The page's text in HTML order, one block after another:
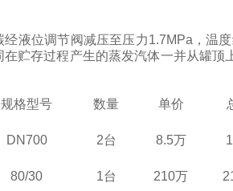
液位调节阀减压至压力1.7MPa ，温
贮存过程产生的蒸发汽体一并从罐
规格型号 数量 单价
DN700 2台 8.5万
80/30 1台 210万